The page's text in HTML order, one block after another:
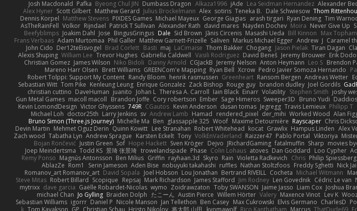
Josh Macdonald Pafka Byeong Chul JIN Dumbass Dragon Alkaza1996 jAde Lea Seidman Hernandez Alexander
Alex Hyner Scott Gilbert Matthew Gerard Julius Brockelmann Alex sotiris Teneka B. Dale Schwiesow Thom
Dennis Korpel Matthew Stevens PIXDES Games Michael Mayeux George Giagias arash tirgari Ryan Dening Tim
AsTheRainFell Volkor Rijndael Patrick T Sullivan Alexander Rath david mares Nayden Dochev Moira Never Give Up
Beefyblimps Joakim Dahl Jose BingusGringus Dale Sid Brown Jānis Circenis Masashi Ueda Bill Kinnon Max Topham
Frans Verbaas Adam Murtomaa Phil Galler Matthew Garnett-Frizelle Saliven Markus Michael Egger Andrew J Caramel
John Cido Der12teEisvogel Brad Corlett Basti maj LaCimaise Thom Bakker Chogang Jason Pielak Tiran Dagan
Alexis Shuping William Lee Trevor Hughes Gabriella Caldwell Vasili Rodriguez David Beneš Jeremy Brouwer Erik
Christian Gomez James Wilson Niko Bidoli Danny Arnold CGJackB Jeremy Nelson Anton Heymann Leo S Brendon
Mareno Harr Olsen Brett Williams GREENCom'e Mapping Ryan Bell Xcrow Pedro Javier Somoza Hernando
Robert Tolppi: Support My Content Randy Bloom henrik rasmussen Greenheart Ransom Bergen Andreas Wetter
Sebastian Witt Tom Pike Kenleung Leung Enrique Gonzalez Zack Bishop Rouge guy brandon dudley Joel Gordils
christian cuttino DaveHuman juanito Johan L Theresa A. Carroll Iain Black Einarr Volatility Stephen Smith joshy
Gun Metal Games macoll macoll Brandon Joffe Cory robertson Ember Sage Himeros Sweeper3D Bruno Yudi
Kevin LomondDesign Victor Ghyssens 749R CGautos Kevin Anderson dusan tomas Jegregg Travis Lemieux Philipp T
Michael Loh doctor25th Larry Jenkins sv Andrew Lamb Hamad rendered_pixel der_mihi Worked Wood Alan
Bruno Simon (Three.js Journey) Michelle Ma Ben glassapple 325 Woof Maxime Detournière Rayscaper Chris
Devin Martin Mehmet Oguz Derin Quinn Kowitt Lee Stranahan Robert Whitehead kocat Grawlix Hampus Linden Alex
Zach wood Tabatha Lyn Andrew Sprague Karsten Eckelt Tony VolkEnVaderland Raizzer47 Pablo Portal Viktoriya
Bojan Rončević Justin Green Sof Hope Hackett Sven Kröger Dejvo JRichardGaming fatalmuffin Sharp movies
Joep Meindertsma Todd KS 景琦 张景琦 trowelandspade Phase Colin Lohaus atoves Dan Goddard Loo Cypher
Remy Ponso Magnús Antonsson Ben Milius Griffin rayhaan.3d Skyro Rain Violetta Radkevich Chris Philip
AblazZe Rom1 Serin Jameson Aden Bise nobuyuki takahashi ruffles Nathan Stoltzfoos Freddy Sghetti Nick
Romanov_art Romanov_art David Sopala Joel Hobson Lou Jonathan Bertrand RIVEILL Cocheta Michael Witmann
Steve Mitas Robert Billard Scopique Repsaj Mark Richardson James Stafford Jim Rodney Len Govednik Cédric Le van
mytrixx dave garcia Gaëlle Robardet-Nicolas wymo Zoidrawzaton Toby SWANSON Jaime Jasso Liam Cox Joshua
michael Chan Jo Gylling Braiden Dolph たこーん Austin Pierce Willem Hörter Valery Maxence Vinot Lev K
Sebastian Williams igorrr Daniel P Nicole Manson Jan Tellethon Ben Casey Max Cukrowski Elvis Germano CharlesD